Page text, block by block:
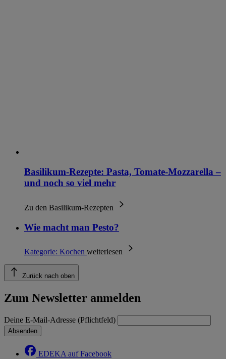
Basilikum-Rezepte: Pasta, Tomate-Mozzarella –
und noch so viel mehr
Zu den Basilikum-Rezepten
Wie macht man Pesto?
Kategorie: Kochen weiterlesen
Zurück nach oben
Zum Newsletter anmelden
Deine E-Mail-Adresse (Pflichtfeld)
Absenden
EDEKA auf Facebook